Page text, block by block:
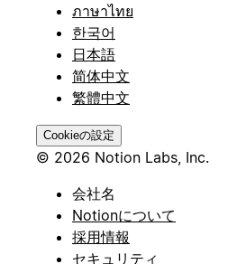
ภาษาไทย
한국어
日本語
简体中文
繁體中文
Cookieの設定
© 2026 Notion Labs, Inc.
会社名
Notionについて
採用情報
セキュリティ